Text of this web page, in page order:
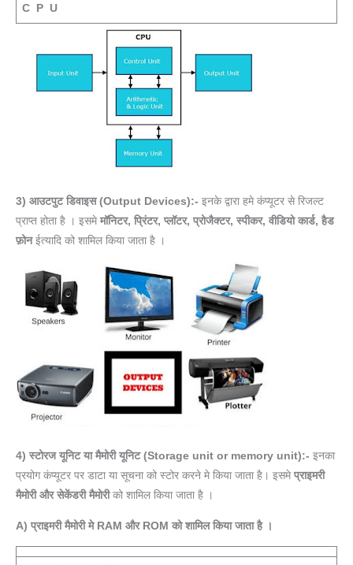
C P U
3) आउटपुट डिवाइस (Output Devices):- इनके द्वारा हमे कंप्यूटर से रिजल्ट
प्राप्त होता है । इसमे मॉनिटर, प्रिंटर, प्लॉटर, प्रोजैक्टर, स्पीकर, वीडियो कार्ड, हैड
फ़ोन ईत्यादि को शामिल किया जाता है ।
4) स्टोरज यूनिट या मैमोरी यूनिट (Storage unit or memory unit):- इनका
प्रयोग कंप्यूटर पर डाटा या सूचना को स्टोर करने मे किया जाता है। इसमे प्राइमरी
मैमोरी और सेकेंडरी मैमोरी को शामिल किया जाता है ।
A) प्राइमरी मैमोरी मे RAM और ROM को शामिल किया जाता है ।